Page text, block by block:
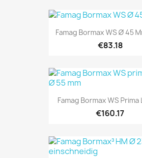
Famag Bormax WS Ø 45
€83.18
Famag Bormax WS Prima
€160.17